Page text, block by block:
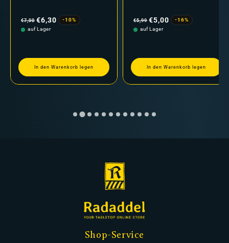
Preis
€7,00 €6,30
-10%
auf Lager
In den Warenkorb legen
Preis
€5,99 €5,00
-16%
auf Lager
In den Warenkorb legen
Shop-Service